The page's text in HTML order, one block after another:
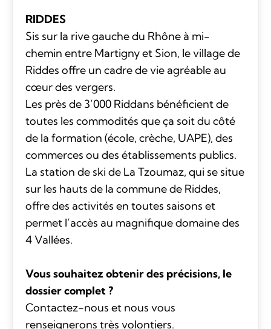
RIDDES
Sis sur la rive gauche du Rhône à mi-
chemin entre Martigny et Sion, le village de
Riddes offre un cadre de vie agréable au
cœur des vergers.
Les près de 3’000 Riddans bénéficient de
toutes les commodités que ça soit du côté
de la formation (école, crèche, UAPE), des
commerces ou des établissements publics.
La station de ski de La Tzoumaz, qui se situe
sur les hauts de la commune de Riddes,
offre des activités en toutes saisons et
permet l’accès au magnifique domaine des
4 Vallées.
Vous souhaitez obtenir des précisions, le
dossier complet ?
Contactez-nous et nous vous
renseignerons très volontiers.